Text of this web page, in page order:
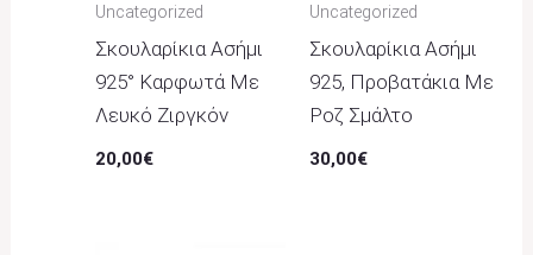
Uncategorized
Σκουλαρίκια Ασήμι
925° Καρφωτά Με
Λευκό Ζιργκόν
20,00€
Uncategorized
Σκουλαρίκια Ασήμι
925, Προβατάκια Με
Ροζ Σμάλτο
30,00€